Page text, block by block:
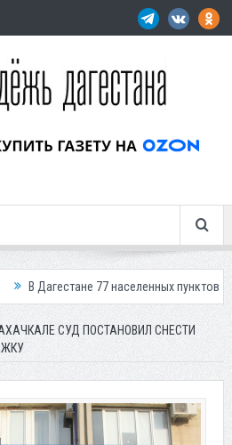
77 населенных пунктов остались без
СУД ПОСТАНОВИЛ СНЕСТИ